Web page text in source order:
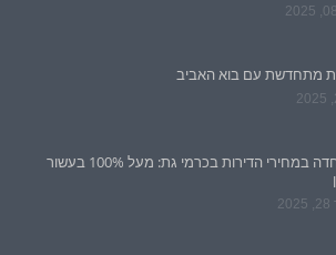
מתחדשת עם בוא האביב
עלייה חדה במחירי הדירות בכרמי גת: מעל 100% בעשור